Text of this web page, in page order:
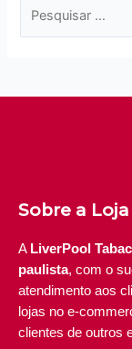
Sobre a Loja
A LiverPool
paulista, com o
atendimento aos
lojas no e-
clientes de outros